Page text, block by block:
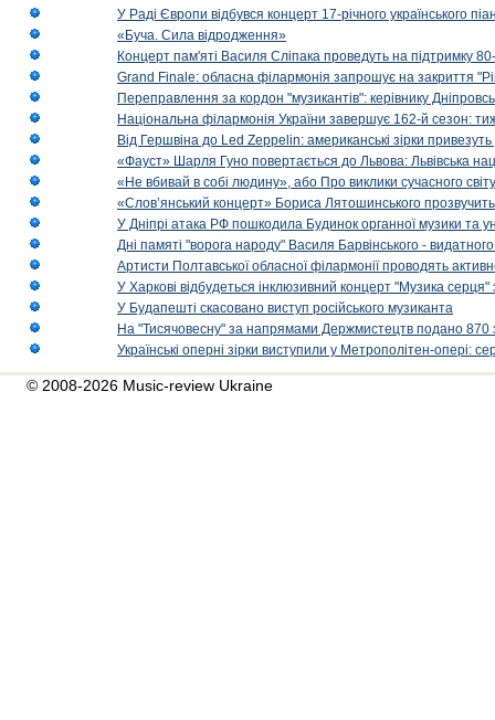
У Раді Європи відбувся концерт 17-річного українського
«Буча. Сила відродження»
Концерт пам'яті Василя Сліпака проведуть на підтримку
Grand Finale: обласна філармонія запрошує на закриття
Переправлення за кордон "музикантів": керівнику
Національна філармонія України завершує 162-й сезон:
Від Гершвіна до Led Zeppelin: американські зірки
«Фауст» Шарля Гуно повертається до Львова: Львівська
«Не вбивай в собі людину», або Про виклики сучасного світу
«Слов’янський концерт» Бориса Лятошинського
У Дніпрі атака РФ пошкодила Будинок органної музики та
Дні памяті "ворога народу" Василя Барвінського -
Артисти Полтавської обласної філармонії проводять
У Харкові відбудеться інклюзивний концерт "Музика
У Будапешті скасовано виступ російського музиканта
На "Тисячовесну" за напрямами Держмистецтв подано 870
Українські оперні зірки виступили у Метрополітен-опері:
© 2008-2026 Music-review Ukraine